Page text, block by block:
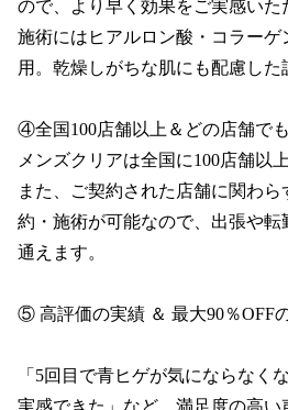
ので、より早く効果をご実感いた
施術にはヒアルロン酸・コラー
用。乾燥しがちな肌にも配慮した
④全国100店舗以上＆どの店舗でも
メンズクリアは全国に100店舗以
また、ご契約された店舗に関わ
約・施術が可能なので、出張や転
通えます。
⑤ 高評価の実績 ＆ 最大90％OFF
「5回目で青ヒゲが気にならなく
実感できた」など、満足度の高い